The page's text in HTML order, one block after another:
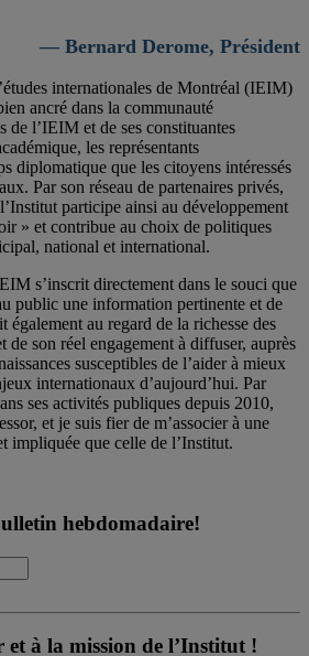
— Bernard Derome, Président
internationales de Montréal (IEIM)
ancré dans la communauté
de l’IEIM et de ses constituantes
les représentants
diplomatique que les citoyens intéressés
Par son réseau de partenaires privés,
participe ainsi au développement
» et contribue au choix de politiques
national et international.
s’inscrit directement dans le souci que
public une information pertinente et de
également au regard de la richesse des
de son réel engagement à diffuser, auprès
susceptibles de l’aider à mieux
internationaux d’aujourd’hui. Par
ses activités publiques depuis 2010,
et je suis fier de m’associer à une
impliquée que celle de l’Institut.
hebdomadaire!
et à la mission de l’Institut !